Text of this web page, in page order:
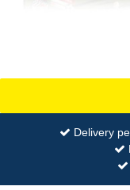
Delivery